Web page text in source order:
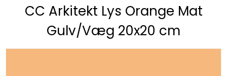
CC Arkitekt Lys Orange Mat
Gulv/Væg 20x20 cm